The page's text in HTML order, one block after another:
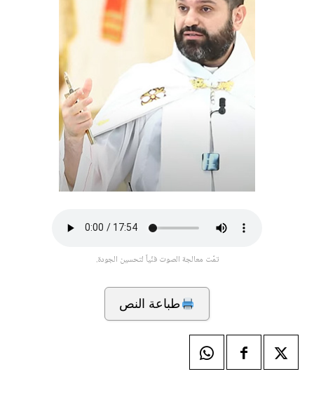
تمّت معالجة الصوت فنّياً لتحسين الجودة.
طباعة النص